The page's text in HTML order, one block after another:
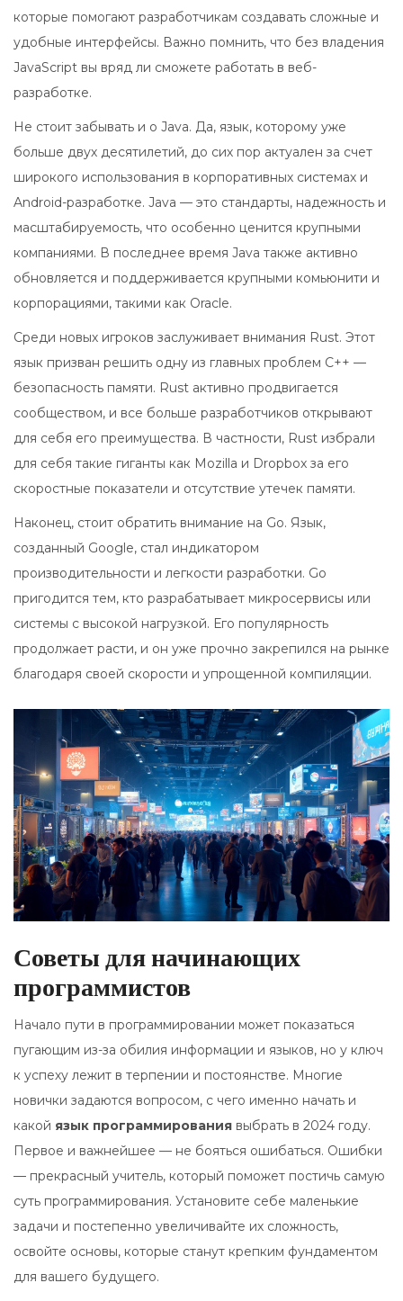
которые помогают разработчикам создавать сложные и
удобные интерфейсы. Важно помнить, что без владения
JavaScript вы вряд ли сможете работать в веб-
разработке.
Не стоит забывать и о Java. Да, язык, которому уже
больше двух десятилетий, до сих пор актуален за счет
широкого использования в корпоративных системах и
Android-разработке. Java — это стандарты, надежность и
масштабируемость, что особенно ценится крупными
компаниями. В последнее время Java также активно
обновляется и поддерживается крупными комьюнити и
корпорациями, такими как Oracle.
Среди новых игроков заслуживает внимания Rust. Этот
язык призван решить одну из главных проблем C++ —
безопасность памяти. Rust активно продвигается
сообществом, и все больше разработчиков открывают
для себя его преимущества. В частности, Rust избрали
для себя такие гиганты как Mozilla и Dropbox за его
скоростные показатели и отсутствие утечек памяти.
Наконец, стоит обратить внимание на Go. Язык,
созданный Google, стал индикатором
производительности и легкости разработки. Go
пригодится тем, кто разрабатывает микросервисы или
системы с высокой нагрузкой. Его популярность
продолжает расти, и он уже прочно закрепился на рынке
благодаря своей скорости и упрощенной компиляции.
Советы для начинающих
программистов
Начало пути в программировании может показаться
пугающим из-за обилия информации и языков, но у ключ
к успеху лежит в терпении и постоянстве. Многие
новички задаются вопросом, с чего именно начать и
какой язык программирования выбрать в 2024 году.
Первое и важнейшее — не бояться ошибаться. Ошибки
— прекрасный учитель, который поможет постичь самую
суть программирования. Установите себе маленькие
задачи и постепенно увеличивайте их сложность,
освойте основы, которые станут крепким фундаментом
для вашего будущего.